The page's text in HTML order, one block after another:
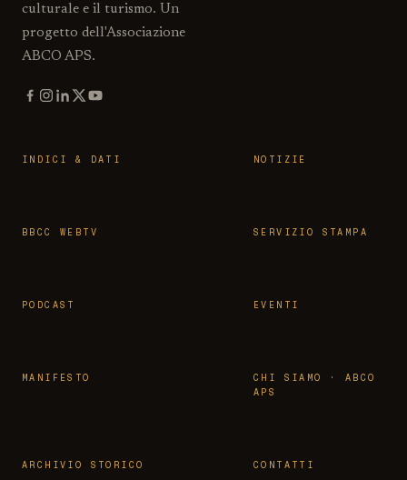
culturale e il turismo. Un
progetto dell'Associazione
ABCO APS.
INDICI & DATI NOTIZIE
BBCC WEBTV SERVIZIO STAMPA
PODCAST EVENTI
MANIFESTO
CHI SIAMO · ABCO
APS
ARCHIVIO STORICO CONTATTI